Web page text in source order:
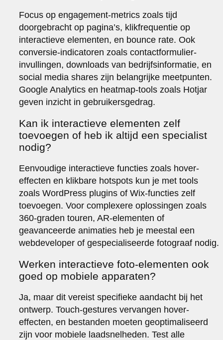
Focus op engagement-metrics zoals tijd
doorgebracht op pagina’s, klikfrequentie op
interactieve elementen, en bounce rate. Ook
conversie-indicatoren zoals contactformulier-
invullingen, downloads van bedrijfsinformatie, en
social media shares zijn belangrijke meetpunten.
Google Analytics en heatmap-tools zoals Hotjar
geven inzicht in gebruikersgedrag.
Kan ik interactieve elementen zelf
toevoegen of heb ik altijd een specialist
nodig?
Eenvoudige interactieve functies zoals hover-
effecten en klikbare hotspots kun je met tools
zoals WordPress plugins of Wix-functies zelf
toevoegen. Voor complexere oplossingen zoals
360-graden touren, AR-elementen of
geavanceerde animaties heb je meestal een
webdeveloper of gespecialiseerde fotograaf nodig.
Werken interactieve foto-elementen ook
goed op mobiele apparaten?
Ja, maar dit vereist specifieke aandacht bij het
ontwerp. Touch-gestures vervangen hover-
effecten, en bestanden moeten geoptimaliseerd
zijn voor mobiele laadsnelheden. Test alle